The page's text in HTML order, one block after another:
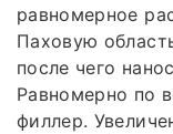
равномерное
Паховую
после чего
Равномерно по
филлер.